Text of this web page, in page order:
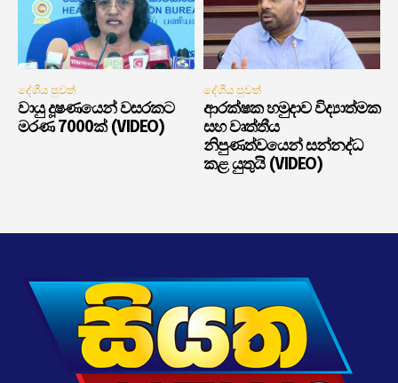
දේශීය පුවත්
වායු දූෂණයෙන් වසරකට
මරණ 7000ක් (VIDEO)
දේශීය පුවත්
ආරක්ෂක හමුදාව විද්‍යාත්මක
සහ වෘත්තීය
නිපුණත්වයෙන් සන්නද්ධ
කළ යුතුයි (VIDEO)